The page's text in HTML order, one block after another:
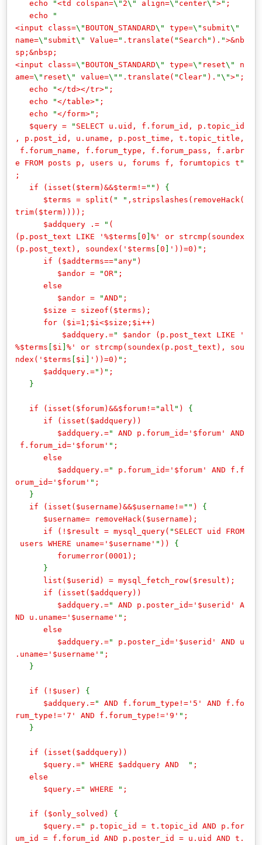
echo "<td colspan=\" 2\" align=\" center\">" ;
echo
"
<input class=\" BOUTON_STANDARD\" type=\" submit\"
name=\" submit\" Value=" .translate( " Search " ). ">&nb
sp;&nbsp;
<input class=\" BOUTON_STANDARD\" type=\" reset\"
n
ame=\" reset\" value=\"" .translate( "Clear" ). "\">" ;
echo
"</td></tr>" ;
echo
"</table>" ;
echo
"</form>" ;
$query =
" SELECT u.uid, f.forum_id, p.topic_id
, p.post_id, u.uname, p.post_time, t.topic_title,
f.forum_name, f.forum_type, f.forum_pass, f.arbr
e FROM posts p, users u, forums f, forumtopics t "
;
if (isset($term)&&$term!="" ) {
$terms = split( " " ,stripslashes(removeHack(
trim($term))));
$addquery .=
" (
(p.post_text LIKE '%$terms [0 ]%' or strcmp(soundex
(p.post_text), soundex('$terms [0 ] '))=0) " ;
if ($addterms==" any" )
$andor =
"OR" ;
else
$andor =
"AND " ;
$size = sizeof($terms);
for ($i=1;$i<$size;$i++)
$addquery.="
$andor (p.post_text LIKE '
%$terms [ $i ]%' or strcmp(soundex(p.post_text), sou
ndex('$terms [ $i ] '))=0) " ;
$addquery.=" ) " ;
}
if (isset($forum)&&$forum!=" all " ) {
if (isset($addquery))
$addquery.="
AND p.forum_id='$forum' AND
f.forum_id='$forum' " ;
else
$addquery.="
p.forum_id='$forum' AND f.f
orum_id='$forum' " ;
}
if (isset($username)&&$username!="" ) {
$username= removeHack($username);
if (!$result = mysql_query( " SELECT uid FROM
users WHERE uname='$username' " )) {
forumerror(0001);
}
list($userid) = mysql_fetch_row($result);
if (isset($addquery))
$addquery.="
AND p.poster_id='$userid' A
ND u.uname='$username' " ;
else
$addquery.="
p.poster_id='$userid' AND u
.uname='$username' " ;
}
if (!$user) {
$addquery.="
AND f.forum_type!='5' AND f.fo
rum_type!='7' AND f.forum_type!='9' " ;
}
if (isset($addquery))
$query.=" WHERE $addquery AND " ;
else
$query.=" WHERE " ;
if ($only_solved) {
$query.="
p.topic_id = t.topic_id AND p.for
um_id = f.forum_id AND p.poster_id = u.uid AND t.